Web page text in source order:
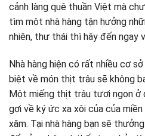
cảnh làng quê thuần Việt mà
tìm một nhà hàng tận hưởng
nhiên, thư thái thì hãy đến ngay
Nhà hàng hiện có rất nhiều cơ
biệt về món thịt trâu sẽ không
Một miếng thịt trâu tươi ngon ở
gợi về ký ức xa xôi của của
xăm. Tại nhà hàng bạn sẽ